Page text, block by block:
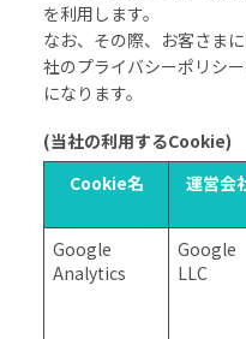
を利用します。
なお、その際、お客さま
社のプライバシーポリシ
になります。
(当社の利用するCookie)
Cookie名
運営会
Google
Analytics
Google
LLC